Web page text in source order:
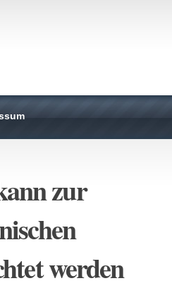
zur
werden